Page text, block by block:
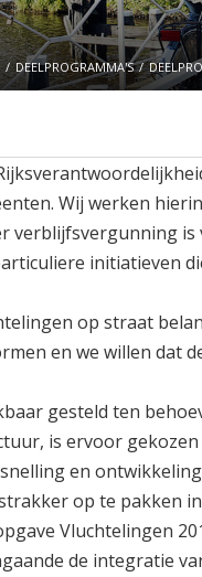
DEELPROGRAMMA'S
Wij werken
is
initiatieven
op straat
en we willen dat
gesteld ten
is ervoor
en
op te pakken
Vluchtelingen
de integratie